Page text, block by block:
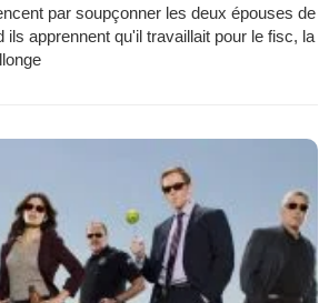
par soupçonner les deux épouses de
ils apprennent qu'il travaillait pour le fisc, la